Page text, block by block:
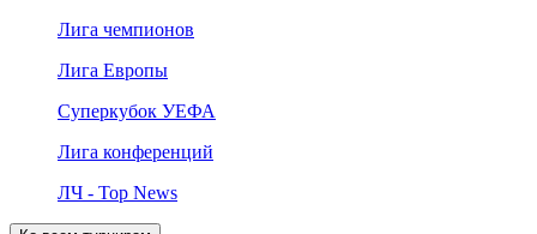
Лига чемпионов
Лига Европы
Суперкубок УЕФА
Лига конференций
ЛЧ - Top News